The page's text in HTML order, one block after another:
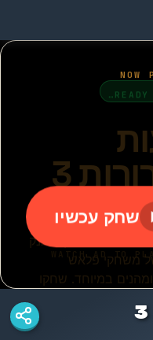
הישן